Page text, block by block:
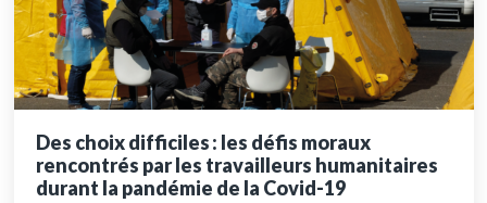
Des choix difficiles : les défis moraux
rencontrés par les travailleurs humanitaires
durant la pandémie de la Covid-19